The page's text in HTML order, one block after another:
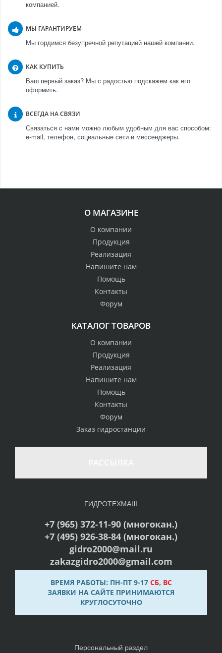
компанией.
МЫ ГАРАНТИРУЕМ
Мы гордимся безупречной репутацией нашей компании.
КАК КУПИТЬ
Ваш первый заказ? Мы с радостью подскажем как его
оформить.
ВСЕГДА НА СВЯЗИ
Связаться с нами можно любым удобным для вас способом:
e-mail, телефон, социальные сети и мессенджеры.
О МАГАЗИНЕ
О компании
Продукция
Реализация
Напишите нам
Помощь
Контакты
Форум
КАТАЛОГ ТОВАРОВ
О компании
Продукция
Реализация
Напишите нам
Помощь
Контакты
Форум
Заказ гидростанции
ГИДРОТЕХМАШ
+7 (965) 372-11-90 (многокан.)
+7 (495) 926-38-84 (многокан.)
gidro2000@mail.ru
zakazgidro2000@gmail.com
ВРЕМЯ РАБОТЫ: ПН-ПТ 9-17 СБ, ВС
ЗАЯВКИ НА САЙТЕ ПРИНИМАЮТСЯ
КРУГЛОСУТОЧНО
Персональный раздел